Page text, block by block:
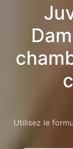
Utilisez le